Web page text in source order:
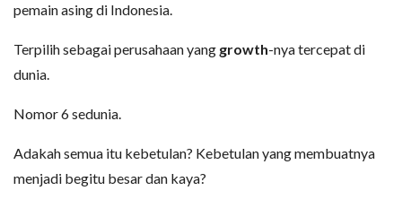
pemain asing di Indonesia.
Terpilih sebagai perusahaan yang growth-nya tercepat di
dunia.
Nomor 6 sedunia.
Adakah semua itu kebetulan? Kebetulan yang membuatnya
menjadi begitu besar dan kaya?